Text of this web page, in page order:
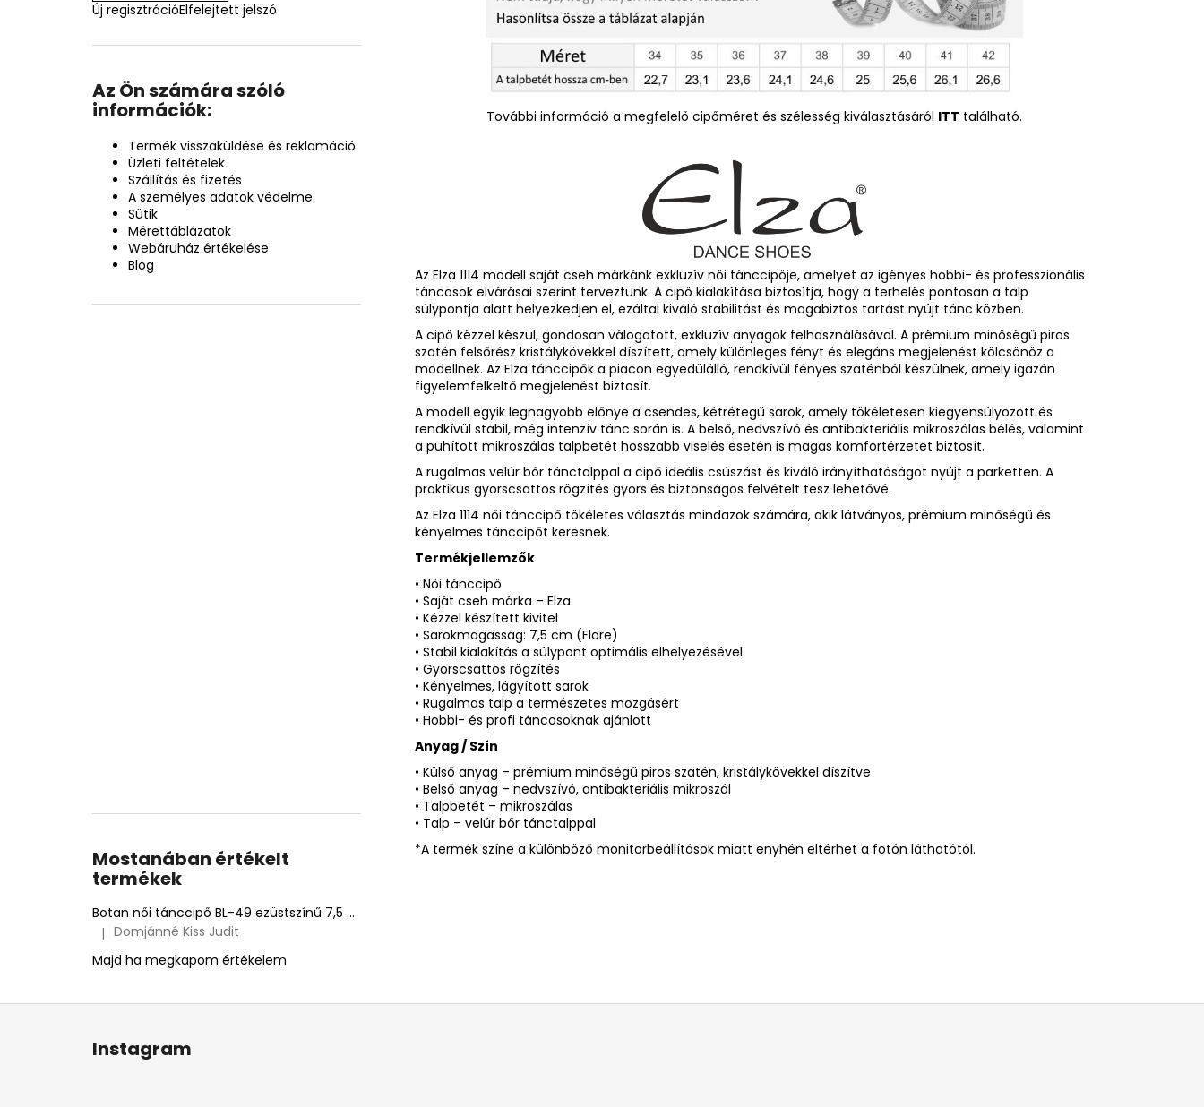
Új regisztrációElfelejtett jelszó
Az Ön számára szóló
információk:
Termék visszaküldése és reklamáció
Üzleti feltételek
Szállítás és fizetés
A személyes adatok védelme
Sütik
Mérettáblázatok
Webáruház értékelése
Blog
Mostanában értékelt
termékek
Botan női tánccipő BL-49 ezüstszínű 7,5 cm Flare
A termék értékelése 5-ből 5 csillag.
| Domjánné Kiss Judit
Majd ha megkapom értékelem
További információ a megfelelő cipőméret és szélesség kiválasztásáról ITT található.
Az Elza 1114 modell saját cseh márkánk exkluzív női tánccipője, amelyet az igényes hobbi- és professzionális
táncosok elvárásai szerint terveztünk. A cipő kialakítása biztosítja, hogy a terhelés pontosan a talp
súlypontja alatt helyezkedjen el, ezáltal kiváló stabilitást és magabiztos tartást nyújt tánc közben.
A cipő kézzel készül, gondosan válogatott, exkluzív anyagok felhasználásával. A prémium minőségű piros
szatén felsőrész kristálykövekkel díszített, amely különleges fényt és elegáns megjelenést kölcsönöz a
modellnek. Az Elza tánccipők a piacon egyedülálló, rendkívül fényes szaténból készülnek, amely igazán
figyelemfelkeltő megjelenést biztosít.
A modell egyik legnagyobb előnye a csendes, kétrétegű sarok, amely tökéletesen kiegyensúlyozott és
rendkívül stabil, még intenzív tánc során is. A belső, nedvszívó és antibakteriális mikroszálas bélés, valamint
a puhított mikroszálas talpbetét hosszabb viselés esetén is magas komfortérzetet biztosít.
A rugalmas velúr bőr tánctalppal a cipő ideális csúszást és kiváló irányíthatóságot nyújt a parketten. A
praktikus gyorscsattos rögzítés gyors és biztonságos felvételt tesz lehetővé.
Az Elza 1114 női tánccipő tökéletes választás mindazok számára, akik látványos, prémium minőségű és
kényelmes tánccipőt keresnek.
Termékjellemzők
• Női tánccipő
• Saját cseh márka – Elza
• Kézzel készített kivitel
• Sarokmagasság: 7,5 cm (Flare)
• Stabil kialakítás a súlypont optimális elhelyezésével
• Gyorscsattos rögzítés
• Kényelmes, lágyított sarok
• Rugalmas talp a természetes mozgásért
• Hobbi- és profi táncosoknak ajánlott
Anyag / Szín
• Külső anyag – prémium minőségű piros szatén, kristálykövekkel díszítve
• Belső anyag – nedvszívó, antibakteriális mikroszál
• Talpbetét – mikroszálas
• Talp – velúr bőr tánctalppal
*A termék színe a különböző monitorbeállítások miatt enyhén eltérhet a fotón láthatótól.
L
Instagram